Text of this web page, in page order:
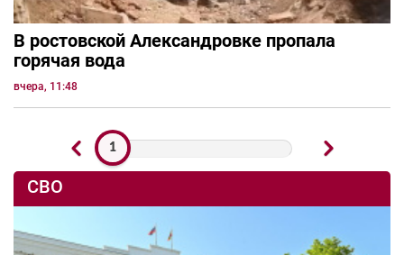
В ростовской Александровке пропала
горячая вода
вчера, 11:48
1
СВО